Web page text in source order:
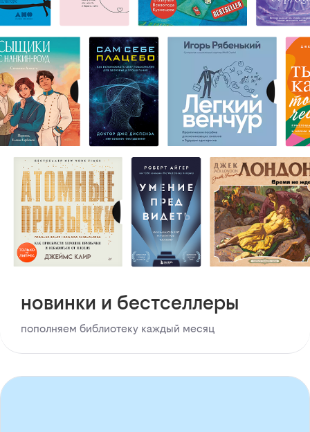
новинки и бестселлеры
пополняем библиотеку каждый месяц